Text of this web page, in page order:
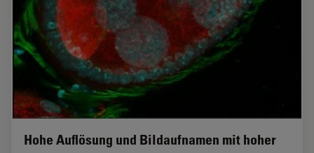
Hohe Auflösung und Bildaufnamen mit hoher